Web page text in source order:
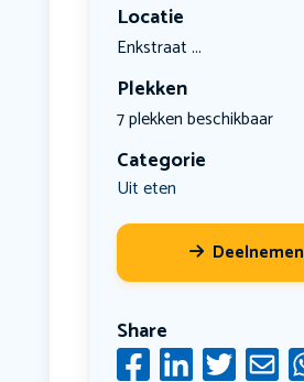
Locatie
Enkstraat ...
Plekken
7 plekken beschikbaar
Categorie
Uit eten
Deelnemen
Share